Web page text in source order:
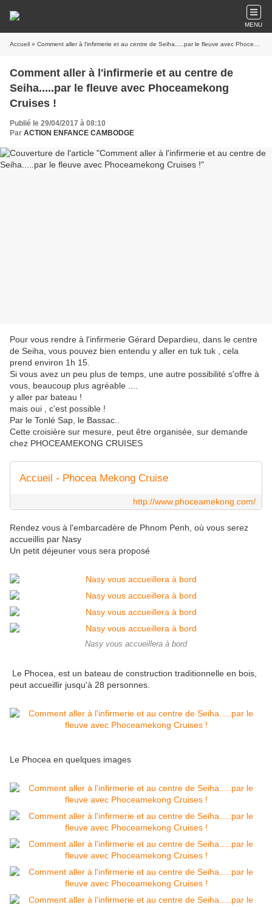
MENU
Accueil » Comment aller à l'infirmerie et au centre de Seiha.....par le fleuve avec Phoceamekong Cruises !
Comment aller à l'infirmerie et au centre de
Seiha.....par le fleuve avec Phoceamekong
Cruises !
Publié le 29/04/2017 à 08:10
Par ACTION ENFANCE CAMBODGE
Pour vous rendre à l'infirmerie Gérard Depardieu, dans le centre
de Seiha, vous pouvez bien entendu y aller en tuk tuk , cela
prend environ 1h 15.
Si vous avez un peu plus de temps, une autre possibilité s'offre à
vous, beaucoup plus agréable ....
y aller par bateau !
mais oui , c'est possible !
Par le Tonlé Sap, le Bassac..
Cette croisière sur mesure, peut être organisée, sur demande
chez PHOCEAMEKONG CRUISES
Accueil - Phocea Mekong Cruise
http://www.phoceamekong.com/
Rendez vous à l'embarcadère de Phnom Penh, où vous serez
accueillis par Nasy
Un petit déjeuner vous sera proposé
Nasy vous accueillera à bord
Le Phocea, est un bateau de construction traditionnelle en bois,
peut accueillir jusqu'à 28 personnes.
Le Phocea en quelques images